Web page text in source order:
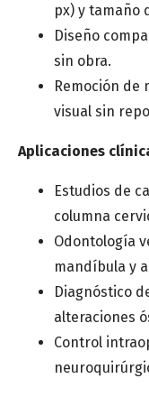
px) y tamaño
Diseño
sin obra.
Remoción de
visual sin
Aplicaciones
Estudios de
columna
Odontología
mandíbula y
Diagnóstico
alteraciones
Control